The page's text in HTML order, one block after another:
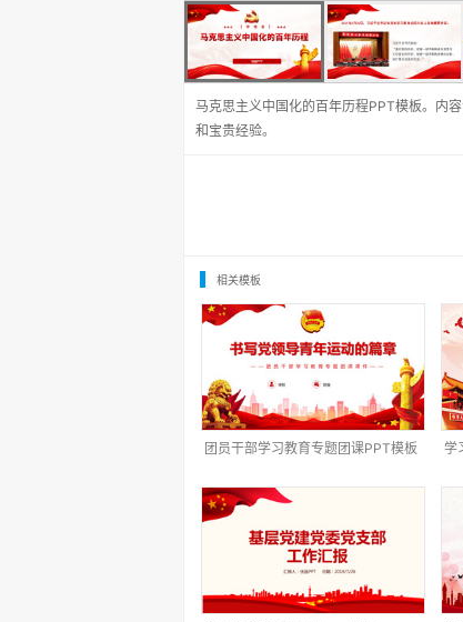
马克思主义中国化的百年历程PPT模板。内
和宝贵经验。
相关模板
团员干部学习教育专题团课PPT模板 学